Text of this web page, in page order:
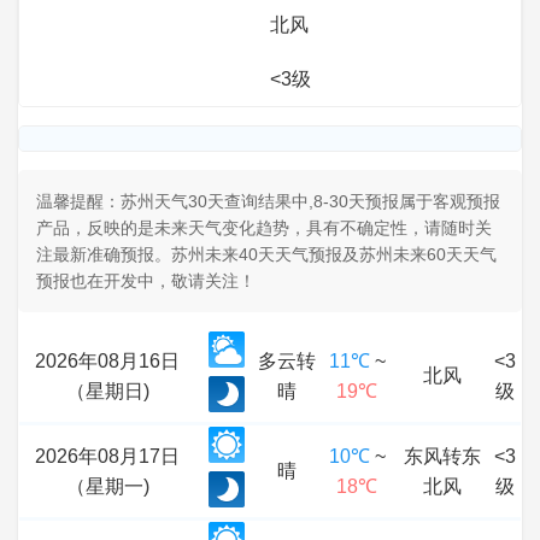
北风
<3级
温馨提醒：苏州天气30天查询结果中,8-30天预报属于客观预报
产品，反映的是未来天气变化趋势，具有不确定性，请随时关
注最新准确预报。苏州未来40天天气预报及苏州未来60天天气
预报也在开发中，敬请关注！
2026年08月16日
（星期日)
多云转
晴
11℃~
19℃
北风
<3
级
2026年08月17日
（星期一)
晴
10℃~
18℃
东风转东
北风
<3
级